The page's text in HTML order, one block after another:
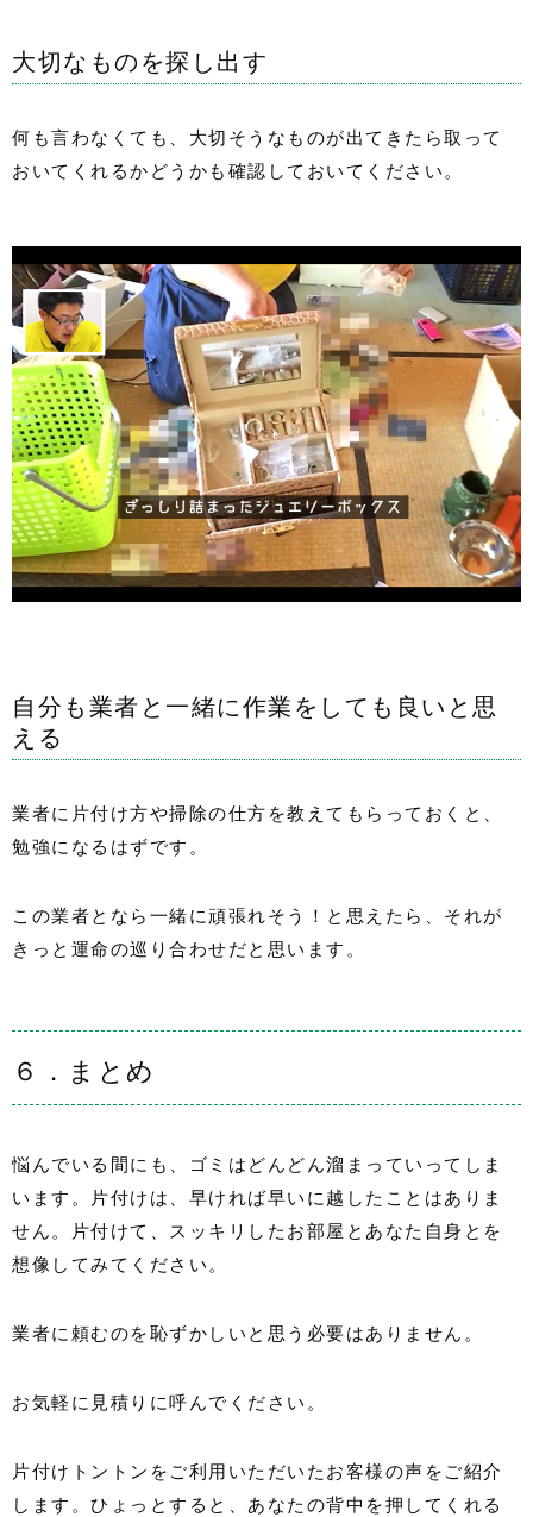
大切なものを探し出す
何も言わなくても、大切そうなものが出てきたら取って
おいてくれるかどうかも確認しておいてください。
自分も業者と一緒に作業をしても良いと思
える
業者に片付け方や掃除の仕方を教えてもらっておくと、
勉強になるはずです。
この業者となら一緒に頑張れそう！と思えたら、それが
きっと運命の巡り合わせだと思います。
６．まとめ
悩んでいる間にも、ゴミはどんどん溜まっていってしま
います。片付けは、早ければ早いに越したことはありま
せん。片付けて、スッキリしたお部屋とあなた自身とを
想像してみてください。
業者に頼むのを恥ずかしいと思う必要はありません。
お気軽に見積りに呼んでください。
片付けトントンをご利用いただいたお客様の声をご紹介
します。ひょっとすると、あなたの背中を押してくれる